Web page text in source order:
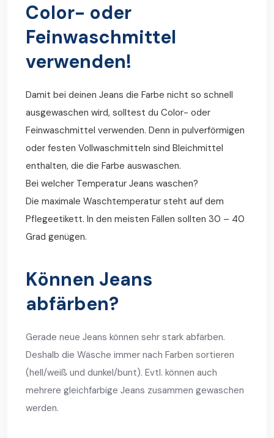
Color- oder
Feinwaschmittel
verwenden!
Damit bei deinen Jeans die Farbe nicht so schnell
ausgewaschen wird, solltest du Color- oder
Feinwaschmittel verwenden. Denn in pulverförmigen
oder festen Vollwaschmitteln sind Bleichmittel
enthalten, die die Farbe auswaschen.
Bei welcher Temperatur Jeans waschen?
Die maximale Waschtemperatur steht auf dem
Pflegeetikett. In den meisten Fällen sollten 30 – 40
Grad genügen.
Können Jeans
abfärben?
Gerade neue Jeans können sehr stark abfärben.
Deshalb die Wäsche immer nach Farben sortieren
(hell/weiß und dunkel/bunt). Evtl. können auch
mehrere gleichfarbige Jeans zusammen gewaschen
werden.